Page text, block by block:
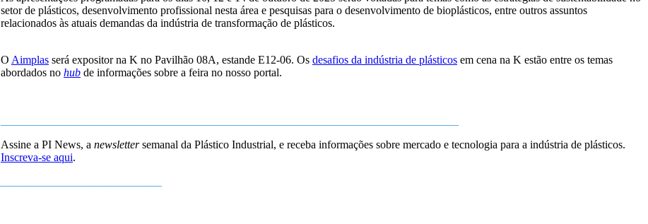
setor de plásticos, desenvolvimento profissional nesta área e pesquisas para o desenvolvimento de bioplásticos, entre outros assuntos
relacionados às atuais demandas da indústria de transformação de plásticos.
O Aimplas será expositor na K no Pavilhão 08A, estande E12-06. Os desafios da indústria de plásticos em cena na K estão entre os temas
abordados no hub de informações sobre a feira no nosso portal.
Assine a PI News, a newslettersemanal da Plástico Industrial, e receba informações sobre mercado e tecnologia para a indústria de plásticos.
Inscreva-se aqui.